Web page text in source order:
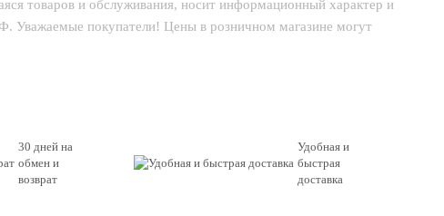
товаров и обслуживания, носит информационный характер и
Уважаемые покупатели! Цены в розничном магазине могут
30 дней на
обмен и
возврат
Удобная и
быстрая
доставка